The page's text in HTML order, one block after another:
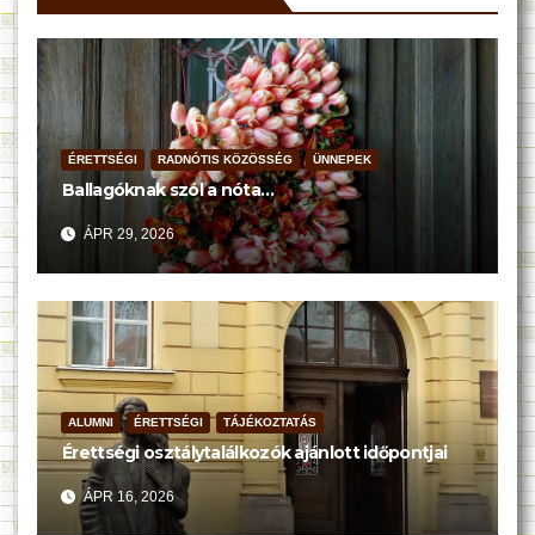
ÉRETTSÉGI RADNÓTIS KÖZÖSSÉG ÜNNEPEK
Ballagóknak szól a nóta…
ÁPR 29, 2026
ALUMNI ÉRETTSÉGI TÁJÉKOZTATÁS
Érettségi osztálytalálkozók ajánlott időpontjai
ÁPR 16, 2026